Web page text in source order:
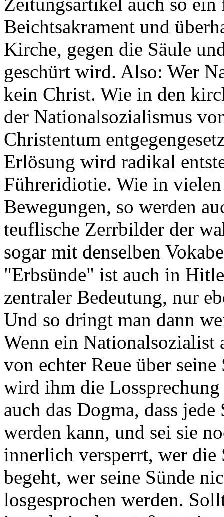
Beichtsakrament und
Kirche, gegen die Säule
geschürt wird. Also: Wer
kein Christ. Wie in den
der Nationalsozialismus
Christentum
Erlösung wird radikal
Führeridiotie. Wie in
Bewegungen, so werden
teuflische Zerrbilder der
sogar mit denselben
"Erbsünde" ist auch in
zentraler Bedeutung, nur
Und so dringt man dann
Wenn ein Nationalsozialist
von echter Reue über
wird ihm die
auch das Dogma, dass
werden kann, und sei sie
innerlich versperrt, wer
begeht, wer seine Sünde
losgesprochen werden.